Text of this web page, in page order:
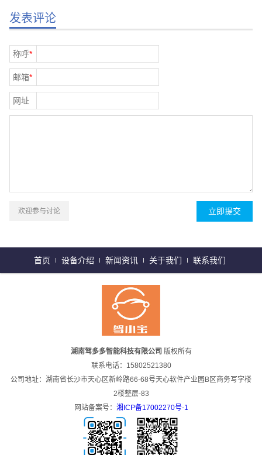
发表评论
称呼*
邮箱*
网址
欢迎参与讨论
首页 设备介绍 新闻资讯 关于我们 联系我们
湖南驾多多智能科技有限公司 版权所有
联系电话：15802521380
公司地址：湖南省长沙市天心区新岭路66-68号天心软件产业园B区商务写字楼
2楼整层-83
网站备案号： 湘ICP备17002270号-1